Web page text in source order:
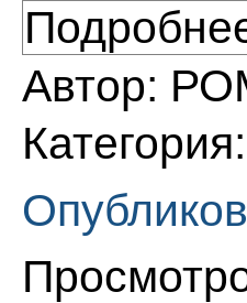
Автор:
Категория: